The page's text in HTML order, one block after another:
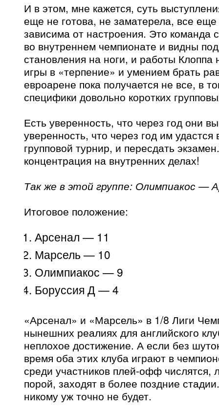
И в этом, мне кажется, суть
еще не готова, не заматерела, все
зависима от настроения. Это команда
во внутреннем чемпионате и видны
становления на ноги, и работы Клоппа
игры в «терпение» и умением брать
евроарене пока получается не все, в
специфики довольно коротких
Есть уверенность, что через год они
уверенность, что через год им удастся
групповой турнир, и пересдать
концентрация на внутренних делах!
Так же в этой группе: Олимпиакос —
Итоговое положение:
Арсенал — 11
Марсель — 10
Олимпиакос — 9
Боруссия Д — 4
«Арсенал» и «Марсель» в 1/8 Лиги
нынешних реалиях для английского
неплохое достижение. А если без
время оба этих клуба играют в
среди участников плей-офф числятся,
порой, заходят в более поздние
никому уж точно не будет.